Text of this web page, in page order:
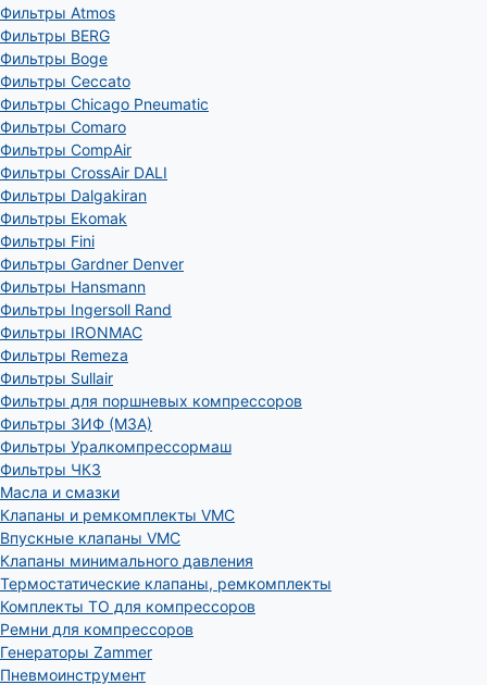
Фильтры Atmos
Фильтры BERG
Фильтры Boge
Фильтры Ceccato
Фильтры Chicago Pneumatic
Фильтры Comaro
Фильтры CompAir
Фильтры CrossAir DALI
Фильтры Dalgakiran
Фильтры Ekomak
Фильтры Fini
Фильтры Gardner Denver
Фильтры Hansmann
Фильтры Ingersoll Rand
Фильтры IRONMAC
Фильтры Remeza
Фильтры Sullair
Фильтры для поршневых компрессоров
Фильтры ЗИФ (МЗА)
Фильтры Уралкомпрессормаш
Фильтры ЧКЗ
Масла и смазки
Клапаны и ремкомплекты VMC
Впускные клапаны VMC
Клапаны минимального давления
Термостатические клапаны, ремкомплекты
Комплекты ТО для компрессоров
Ремни для компрессоров
Генераторы Zammer
Пневмоинструмент